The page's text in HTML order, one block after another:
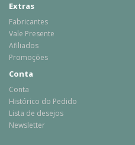
Extras
Fabricantes
Vale Presente
Afiliados
Promoções
Conta
Conta
Histórico do Pedido
Lista de desejos
Newsletter